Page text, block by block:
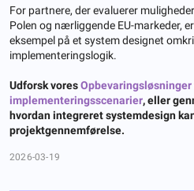
For partnere, der evaluerer
Polen og nærliggende EU-markeder,
eksempel på et system designet
implementeringslogik.
Udforsk vores
implementeringsscenarier, eller
hvordan integreret systemdesign
projektgennemførelse.
2026-03-19